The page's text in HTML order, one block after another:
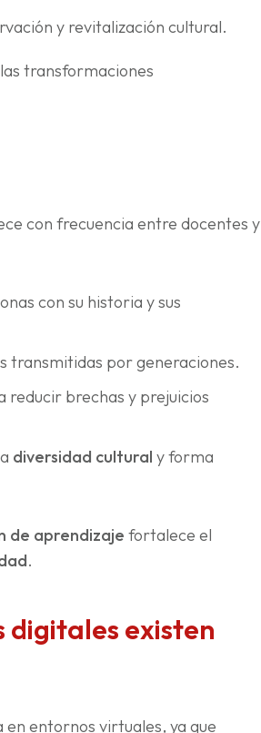
y revitalización cultural.
transformaciones
con frecuencia entre docentes y
con su historia y sus
transmitidas por generaciones.
reducir brechas y prejuicios
diversidad cultural y forma
de aprendizaje fortalece el
.
digitales existen
en entornos virtuales, ya que